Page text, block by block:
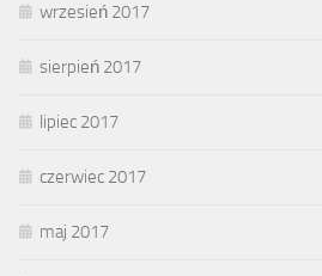
wrzesień 2017
sierpień 2017
lipiec 2017
czerwiec 2017
maj 2017